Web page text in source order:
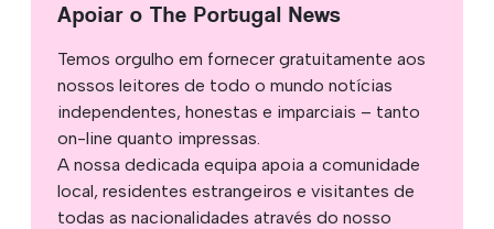
Apoiar o The Portugal News
Temos orgulho em fornecer gratuitamente aos
nossos leitores de todo o mundo notícias
independentes, honestas e imparciais – tanto
on-line quanto impressas.
A nossa dedicada equipa apoia a comunidade
local, residentes estrangeiros e visitantes de
todas as nacionalidades através do nosso